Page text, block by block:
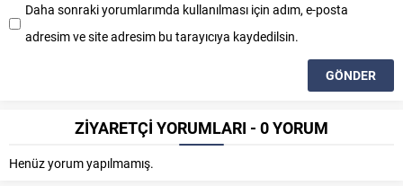
Daha sonraki yorumlarımda kullanılması için adım, e-posta
adresim ve site adresim bu tarayıcıya kaydedilsin.
ZİYARETÇİ YORUMLARI - 0 YORUM
Henüz yorum yapılmamış.